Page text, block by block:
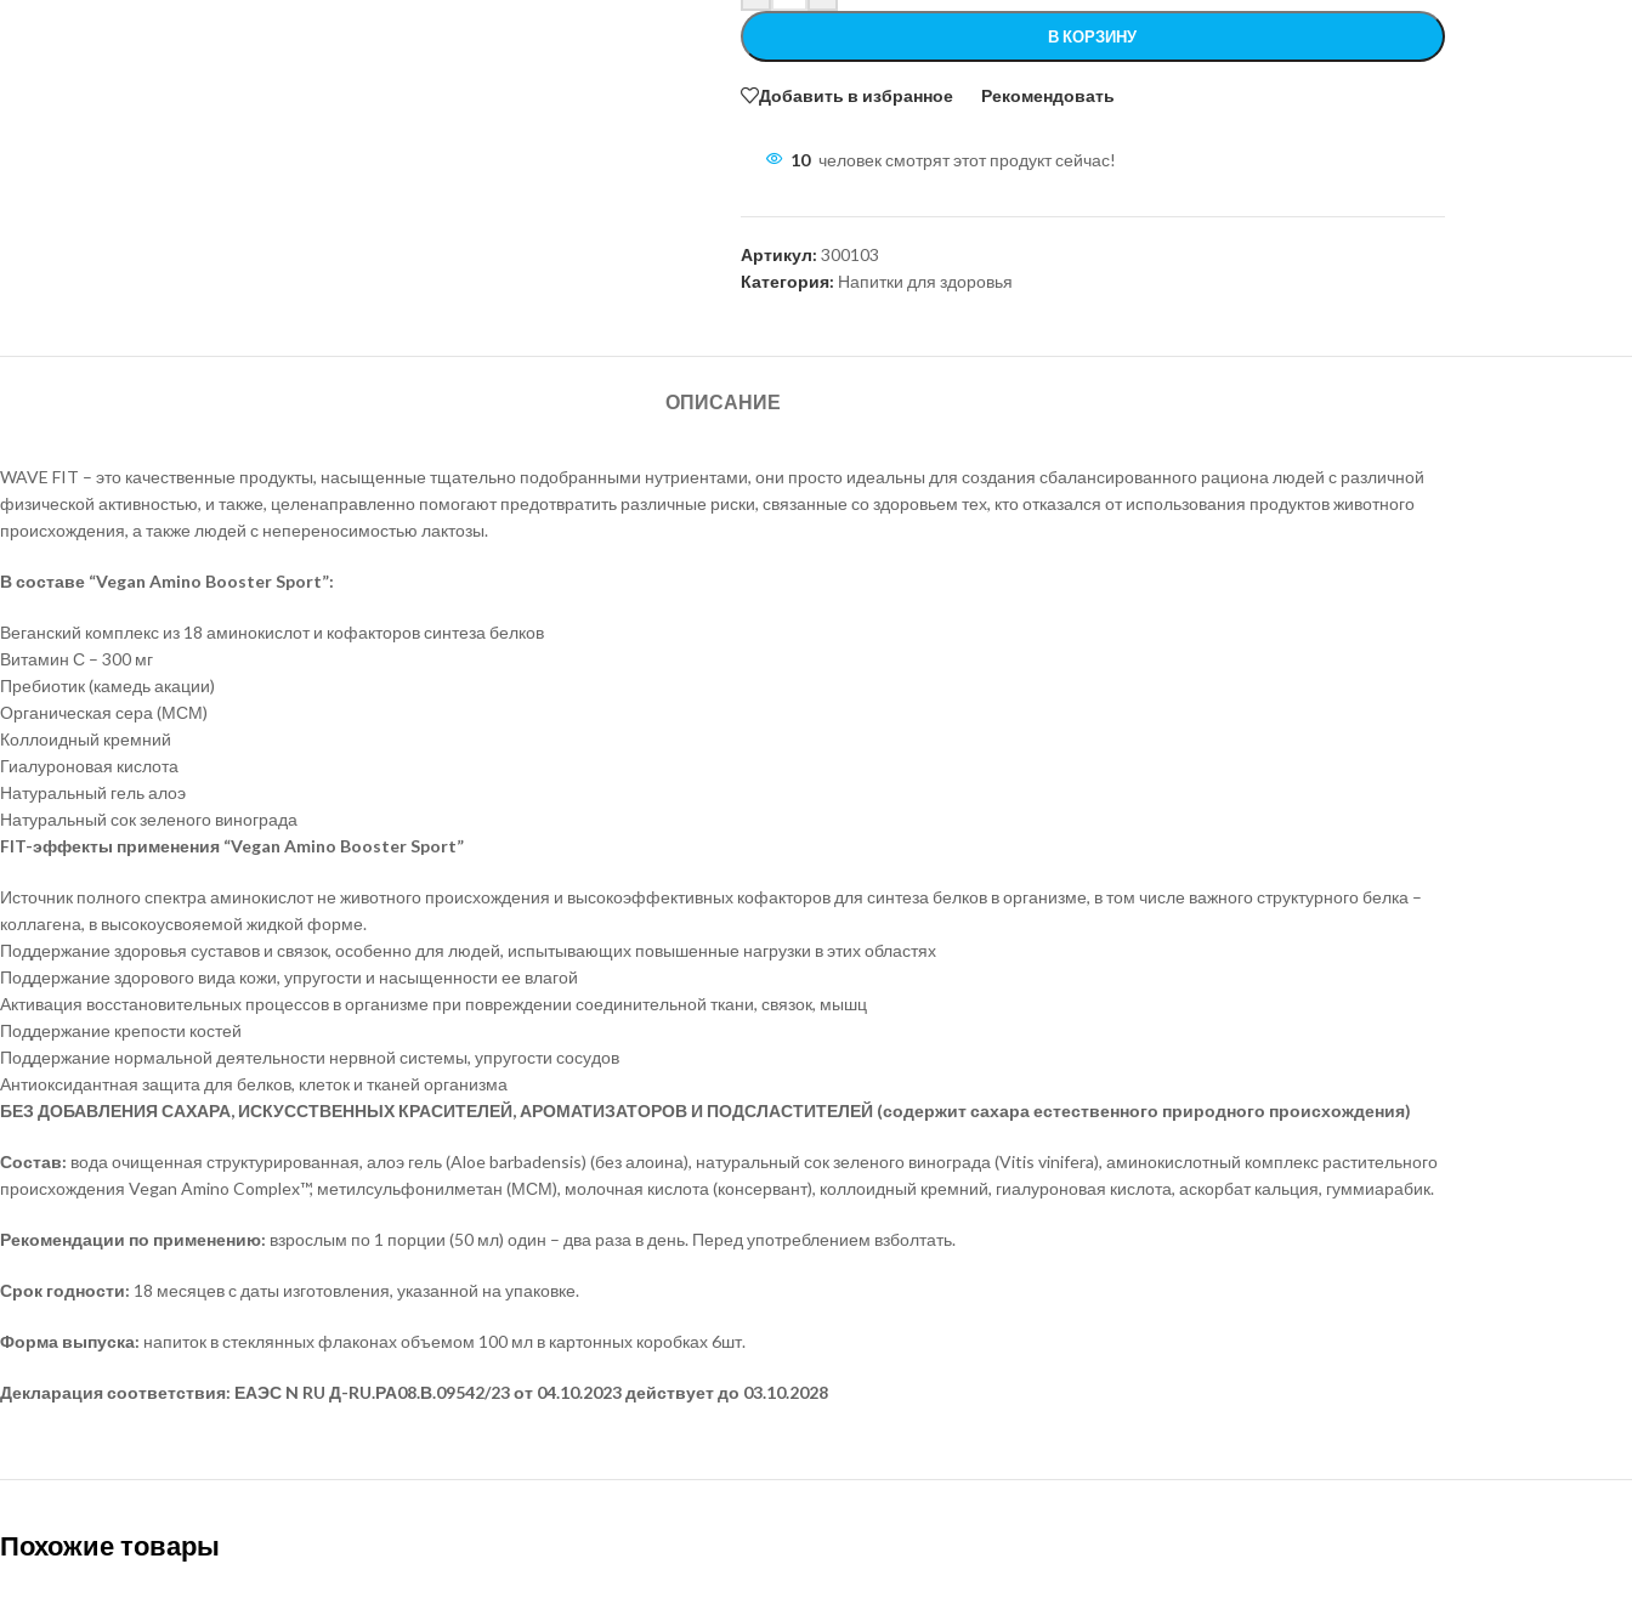
В КОРЗИНУ
Добавить в избранное Рекомендовать
10 человек смотрят этот продукт сейчас!
Артикул: 300103
Категория: Напитки для здоровья
ОПИСАНИЕ
WAVE FIT – это качественные продукты, насыщенные тщательно подобранными нутриентами, они просто идеальны для создания сбалансированного рациона людей с различной
физической активностью, и также, целенаправленно помогают предотвратить различные риски, связанные со здоровьем тех, кто отказался от использования продуктов животного
происхождения, а также людей с непереносимостью лактозы.
Всоставе “Vegan Amino Booster Sport”:
Веганский комплекс из 18 аминокислот и кофакторов синтеза белков
Витамин С – 300 мг
Пребиотик (камедь акации)
Органическая сера (МСМ)
Коллоидный кремний
Гиалуроновая кислота
Натуральный гель алоэ
Натуральный сок зеленого винограда
FIT-эффекты применения “Vegan Amino Booster Sport”
Источник полного спектра аминокислот не животного происхождения и высокоэффективных кофакторов для синтеза белков в организме, в том числе важного структурного белка –
коллагена, в высокоусвояемой жидкой форме.
Поддержание здоровья суставов и связок, особенно для людей, испытывающих повышенные нагрузки в этих областях
Поддержание здорового вида кожи, упругости и насыщенности ее влагой
Активация восстановительных процессов в организме при повреждении соединительной ткани, связок, мышц
Поддержание крепости костей
Поддержание нормальной деятельности нервной системы, упругости сосудов
Антиоксидантная защита для белков, клеток и тканей организма
БЕЗ ДОБАВЛЕНИЯ САХАРА, ИСКУССТВЕННЫХ КРАСИТЕЛЕЙ, АРОМАТИЗАТОРОВ И ПОДСЛАСТИТЕЛЕЙ (содержит сахара естественного природного происхождения)
Состав: вода очищенная структурированная, алоэ гель (Aloe barbadensis) (без алоина), натуральный сок зеленого винограда (Vitis vinifera), аминокислотный комплекс растительного
происхождения Vegan Amino Complex™, метилсульфонилметан (МСМ), молочная кислота (консервант), коллоидный кремний, гиалуроновая кислота, аскорбат кальция, гуммиарабик.
Рекомендации по применению: взрослым по 1 порции (50 мл) один – два раза в день. Перед употреблением взболтать.
Срок годности: 18 месяцев с даты изготовления, указанной на упаковке.
Форма выпуска: напиток в стеклянных флаконах объемом 100 мл в картонных коробках 6шт.
Декларация соответствия: ЕАЭС N RU Д-RU.РА08.В.09542/23 от 04.10.2023 действует до 03.10.2028
Похожие товары